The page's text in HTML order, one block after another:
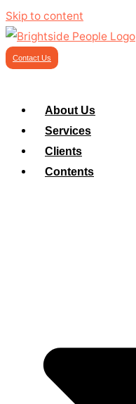
Skip to content
Contact Us
About Us
Services
Clients
Contents